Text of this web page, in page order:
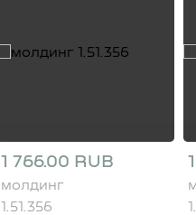
1 766.00 RUB
молдинг
1.51.356